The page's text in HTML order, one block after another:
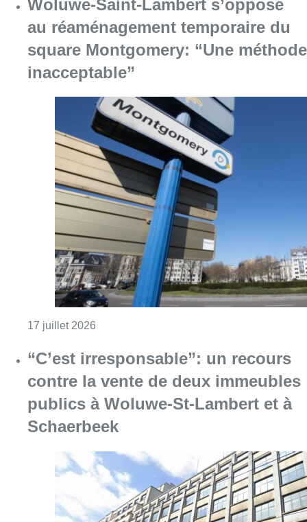
Woluwe-Saint-Lambert s’oppose
au réaménagement temporaire du
square Montgomery: “Une méthode
inacceptable”
17 juillet 2026
“C’est irresponsable”: un recours
contre la vente de deux immeubles
publics à Woluwe-St-Lambert et à
Schaerbeek